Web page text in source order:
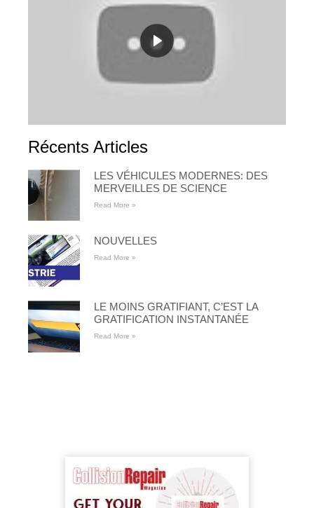
Récents Articles
LES VÉHICULES MODERNES: DES
MERVEILLES DE SCIENCE
Read More »
NOUVELLES
Read More »
LE MOINS GRATIFIANT, C’EST LA
GRATIFICATION INSTANTANÉE
Read More »